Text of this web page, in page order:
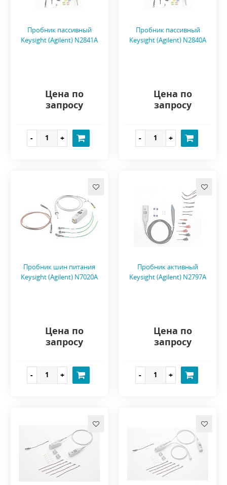
Пробник пассивный
Keysight (Agilent) N2841A
Цена по
запросу
Пробник пассивный
Keysight (Agilent) N2840A
Цена по
запросу
Пробник шин питания
Keysight (Agilent) N7020A
Цена по
запросу
Пробник активный
Keysight (Agilent) N2797A
Цена по
запросу